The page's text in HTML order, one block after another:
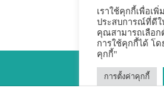
เราใช้คุกกี้เพื่อเ
ประสบการณ์ที่ดีใ
คุณสามารถเลือ
การใช้คุกกี้ได้ โ
คุกกี้"
การตั้งค่าคุกกี้